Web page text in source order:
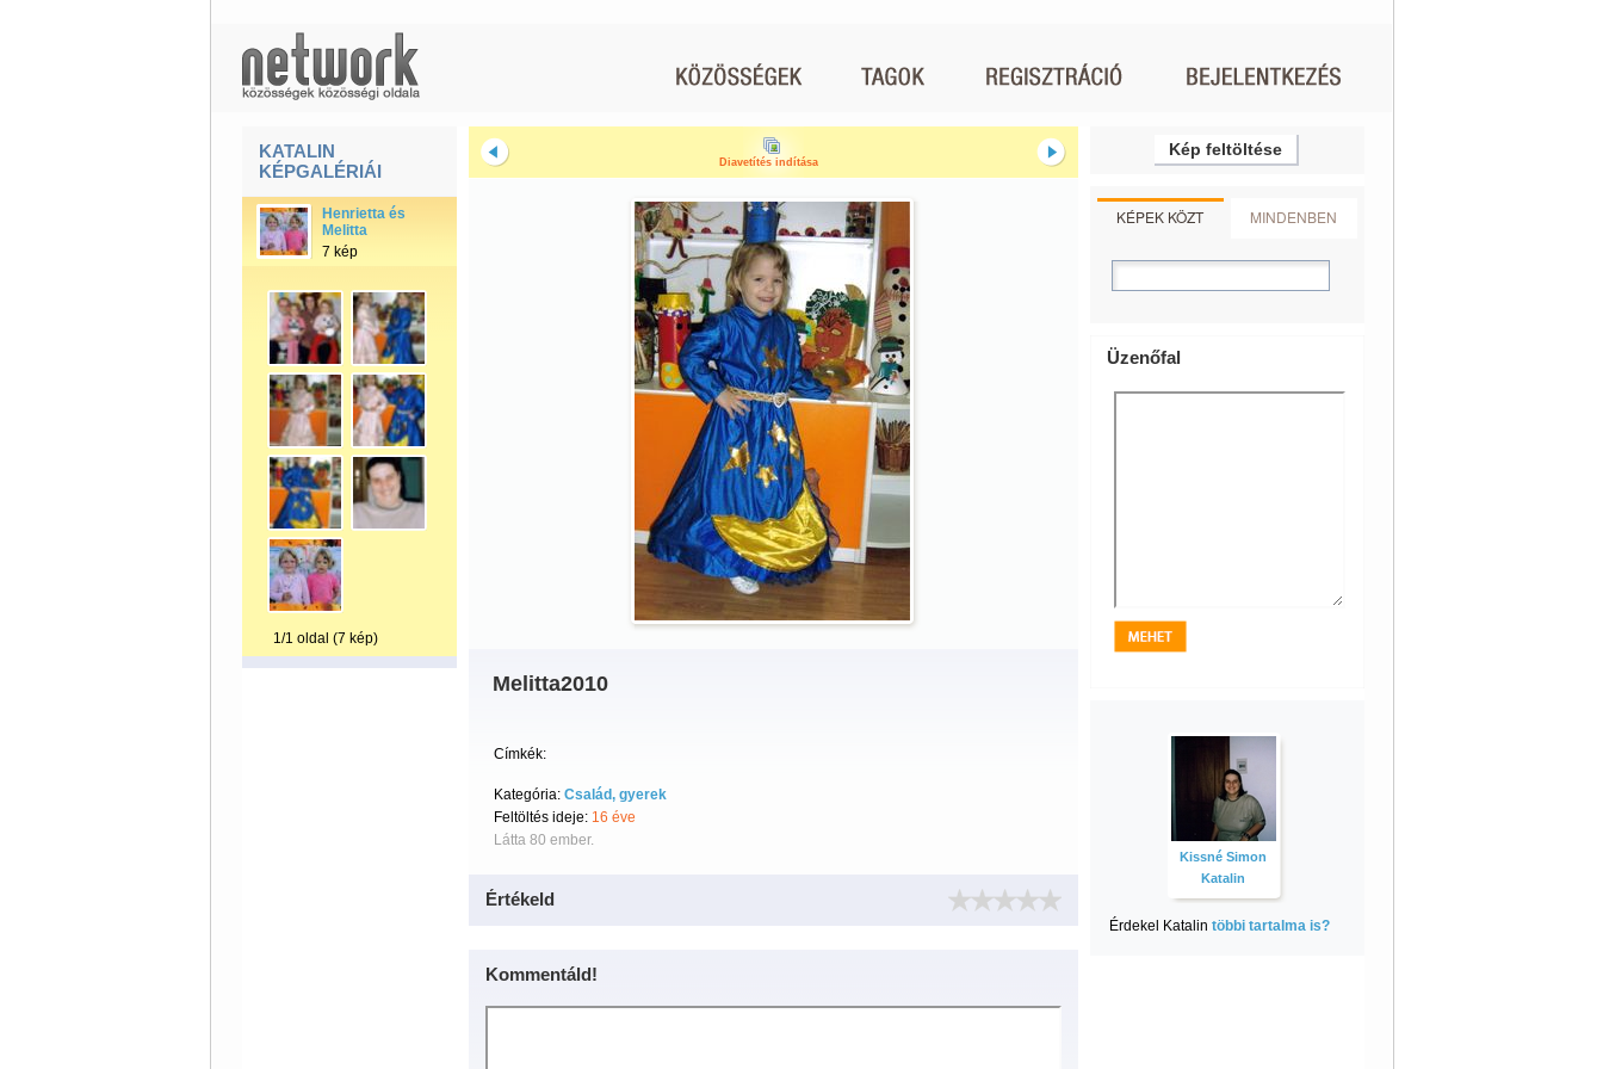
KATALIN
KÉPGALÉRIÁI
Henrietta és
Melitta
7 kép
1/1 oldal (7 kép)
Diavetítés indítása
Melitta2010
Címkék:
Kategória: Család, gyerek
Feltöltés ideje: 16 éve
Látta 80 ember.
Értékeld
Kommentáld!
Kép feltöltése
KÉPEK KÖZT MINDENBEN
Üzenőfal
Kissné Simon
Katalin
Érdekel Katalin többi tartalma is?